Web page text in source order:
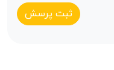
ثبت پرسش